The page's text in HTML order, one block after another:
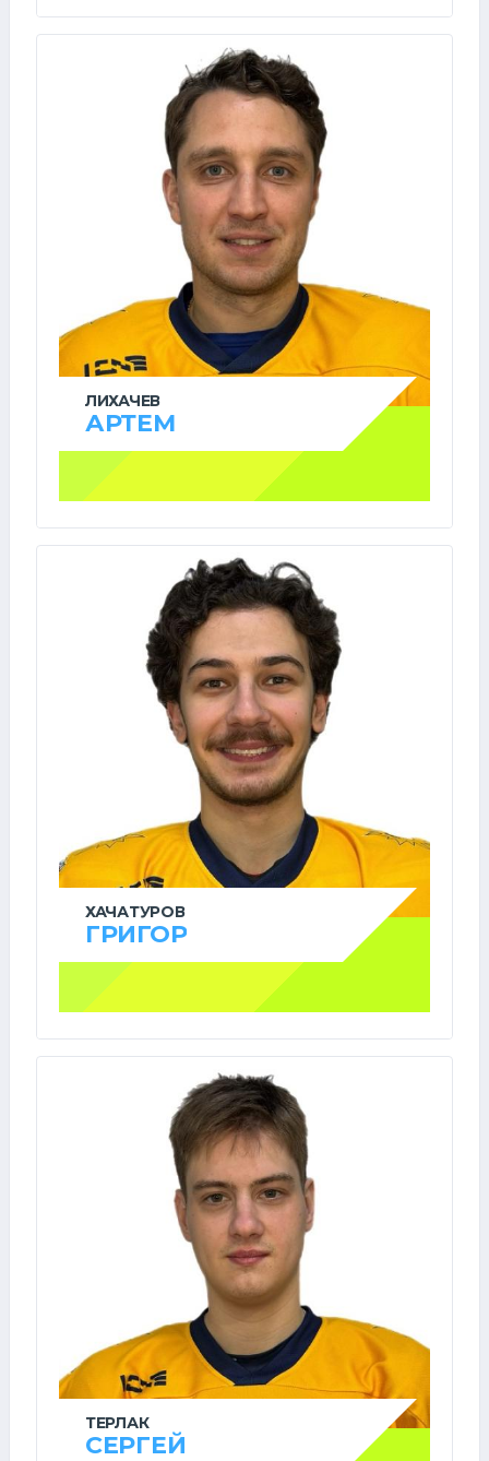
ЛИХАЧЕВ
АРТЕМ
ХАЧАТУРОВ
ГРИГОР
ТЕРЛАК
СЕРГЕЙ